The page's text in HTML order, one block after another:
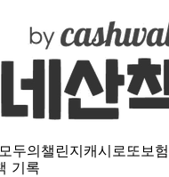
모두의챌린지캐시로또보험
기록